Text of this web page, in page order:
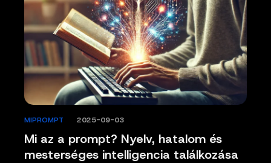
Mi az a prompt? Nyelv, hatalom és
mesterséges intelligencia találkozása
MIPROMPT 2025-09-03